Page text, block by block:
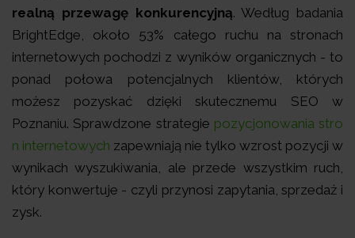
realną przewagę konkurencyjną. Według badania
BrightEdge, około 53% całego ruchu na stronach
internetowych pochodzi z wyników organicznych - to
ponad połowa potencjalnych klientów, których
możesz pozyskać dzięki skutecznemu SEO w
Poznaniu. Sprawdzone strategie pozycjonowania stro
n internetowych zapewniają nie tylko wzrost pozycji w
wynikach wyszukiwania, ale przede wszystkim ruch,
który konwertuje - czyli przynosi zapytania, sprzedaż i
zysk.